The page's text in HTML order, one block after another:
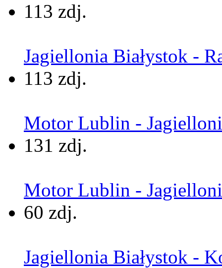
113 zdj.
Jagiellonia Białystok -
113 zdj.
Motor Lublin -
131 zdj.
Motor Lublin -
60 zdj.
Jagiellonia Białystok -